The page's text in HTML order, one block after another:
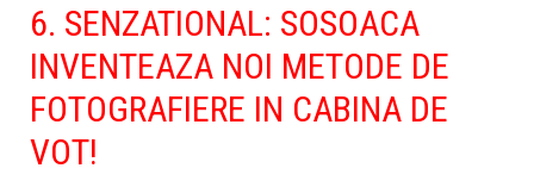
6. SENZATIONAL: SOSOACA
INVENTEAZA NOI METODE DE
FOTOGRAFIERE IN CABINA DE
VOT!